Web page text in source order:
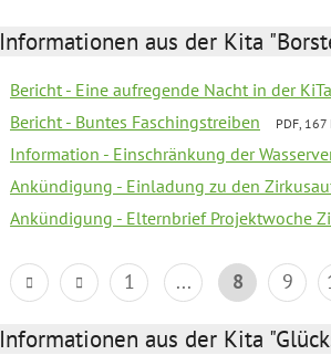
Informationen aus der Kita
Bericht - Eine aufregende Nacht in der KiTa
Bericht - Buntes Faschingstreiben PDF, 167
Information - Einschränkung der
Ankündigung - Einladung zu den
Ankündigung - Elternbrief Projektwoche
1 ... 8 9
Informationen aus der Kita